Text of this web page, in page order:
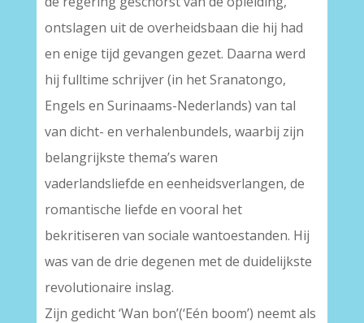
ontslagen uit de overheidsbaan die hij had
en enige tijd gevangen gezet. Daarna werd
hij fulltime schrijver (in het Sranatongo,
Engels en Surinaams-Nederlands) van tal
van dicht- en verhalenbundels, waarbij zijn
belangrijkste thema’s waren
vaderlandsliefde en eenheidsverlangen, de
romantische liefde en vooral het
bekritiseren van sociale wantoestanden. Hij
was van de drie degenen met de duidelijkste
revolutionaire inslag.
Zijn gedicht ‘Wan bon’(‘Eén boom’) neemt als